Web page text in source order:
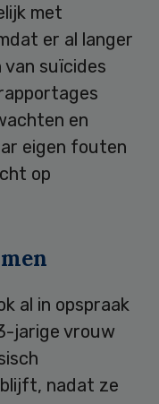
met
er al langer
suïcides
en
eigen fouten
op
al in opspraak
jarige vrouw
nadat ze